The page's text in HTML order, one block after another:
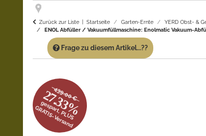
Zurück zur Liste Startseite Garten-Ernte
YERD Obst- &
ENOL Abfüller / Vakuumfüllmaschine: Enolmatic Vakuum-
Frage zu diesem Artikel...??
439.00 €
27.33%
gespart, PLUS
GRATIS-Versand